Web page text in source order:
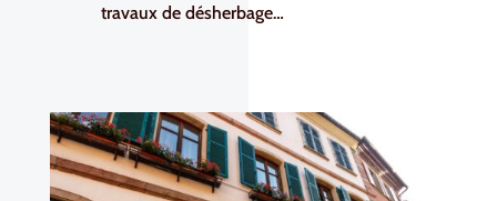
travaux de désherbage…